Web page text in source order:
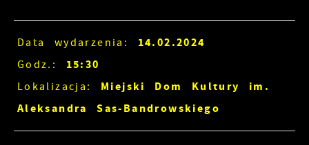
Data wydarzenia: 14.02.2024
Godz.: 15:30
Lokalizacja:
Miejski Dom Kultury im.
Aleksandra Sas-Bandrowskiego